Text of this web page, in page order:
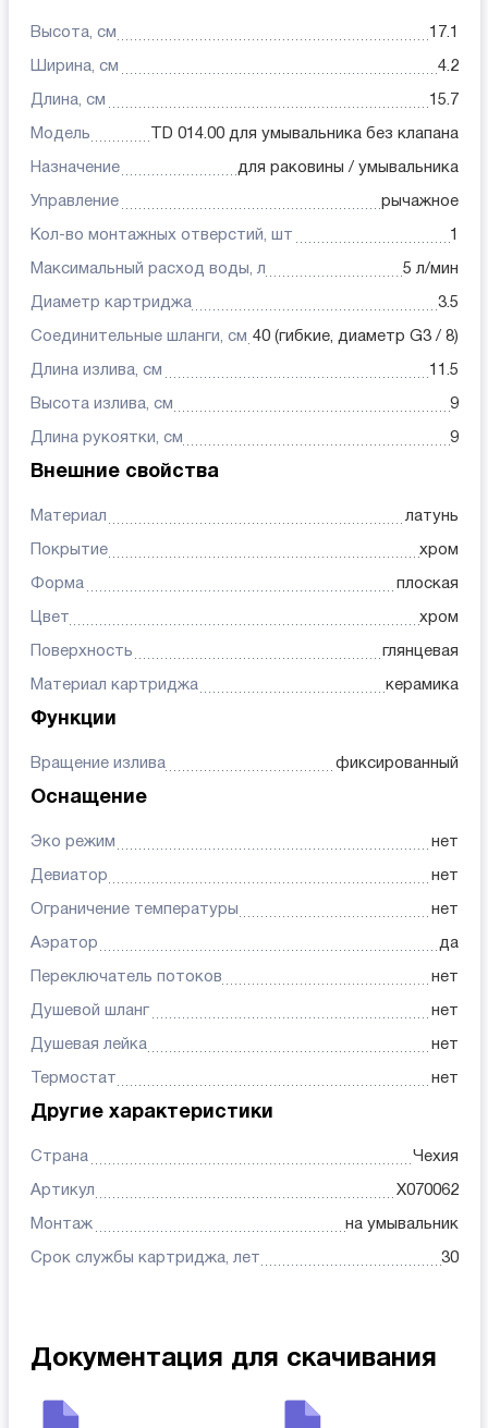
Высота, см 17.1
Ширина, см 4.2
Длина, см 15.7
Модель TD 014.00 для умывальника без клапана
Назначение для раковины / умывальника
Управление рычажное
Кол-во монтажных отверстий, шт 1
Максимальный расход воды, л 5 л/мин
Диаметр картриджа 3.5
Соединительные шланги, см 40 (гибкие, диаметр G3 / 8)
Длина излива, см 11.5
Высота излива, см 9
Длина рукоятки, см 9
Внешние свойства
Материал латунь
Покрытие хром
Форма плоская
Цвет хром
Поверхность глянцевая
Материал картриджа керамика
Функции
Вращение излива фиксированный
Оснащение
Эко режим нет
Девиатор нет
Ограничение температуры нет
Аэратор да
Переключатель потоков нет
Душевой шланг нет
Душевая лейка нет
Термостат нет
Другие характеристики
Страна Чехия
Артикул X070062
Монтаж на умывальник
Срок службы картриджа, лет 30
Документация для скачивания